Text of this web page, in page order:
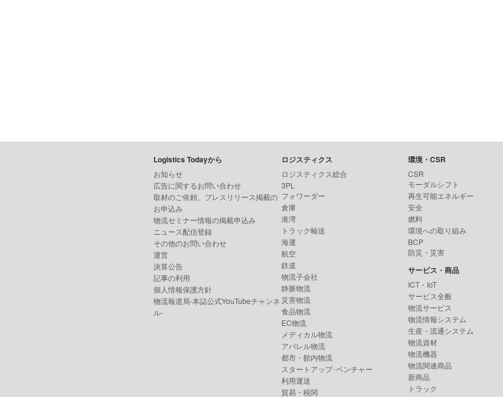
Logistics Todayから
お知らせ
広告に関するお問い合わせ
取材のご依頼、プレスリリース掲載の
お申込み
物流セミナー情報の掲載申込み
ニュース配信登録
その他のお問い合わせ
運営
決算公告
記事の利用
個人情報保護方針
物流報道局-本誌公式YouTubeチャンネ
ル-
ロジスティクス
ロジスティクス総合
3PL
フォワーダー
倉庫
港湾
トラック輸送
海運
航空
鉄道
物流子会社
静脈物流
災害物流
食品物流
EC物流
メディカル物流
アパレル物流
都市・館内物流
スタートアップ･ベンチャー
利用運送
貿易・税関
環境・CSR
CSR
モーダルシフト
再生可能エネルギー
安全
燃料
環境への取り組み
BCP
防災・災害
サービス・商品
ICT・IoT
サービス全般
物流サービス
物流情報システム
生産・流通システム
物流資材
物流機器
物流関連商品
新商品
トラック